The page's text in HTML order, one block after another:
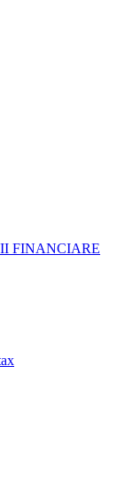
FINANCIARE